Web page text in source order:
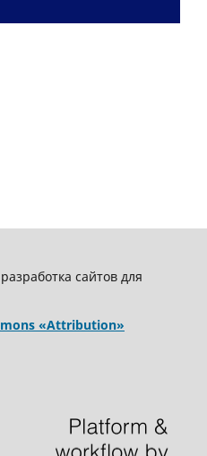
сайтов для
«Attribution»